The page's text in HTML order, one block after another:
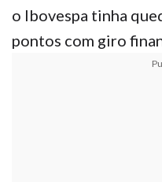
o Ibovespa tinha
pontos com giro